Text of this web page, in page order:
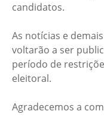
candidatos.
As notícias e
voltarão a ser
período de
eleitoral.
Agradecemos a